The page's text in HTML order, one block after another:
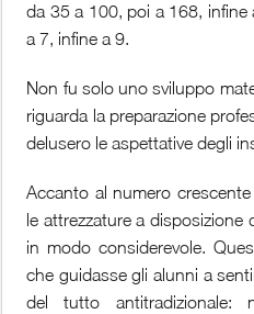
da 35 a 100, poi a 168, infine
a 7, infine a 9.
Non fu solo uno sviluppo
riguarda la preparazione
delusero le aspettative degli
Accanto al numero
le attrezzature a disposizione
in modo considerevole.
che guidasse gli alunni a
del tutto